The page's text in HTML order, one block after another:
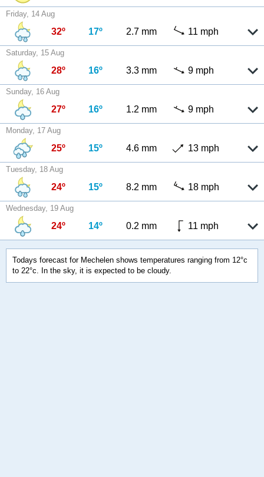
Friday, 14 Aug
32º 17º 2.7 mm 11 mph
Saturday, 15 Aug
28º 16º 3.3 mm 9 mph
Sunday, 16 Aug
27º 16º 1.2 mm 9 mph
Monday, 17 Aug
25º 15º 4.6 mm 13 mph
Tuesday, 18 Aug
24º 15º 8.2 mm 18 mph
Wednesday, 19 Aug
24º 14º 0.2 mm 11 mph
Todays forecast for Mechelen shows temperatures ranging from 12°c
to 22°c. In the sky, it is expected to be cloudy.